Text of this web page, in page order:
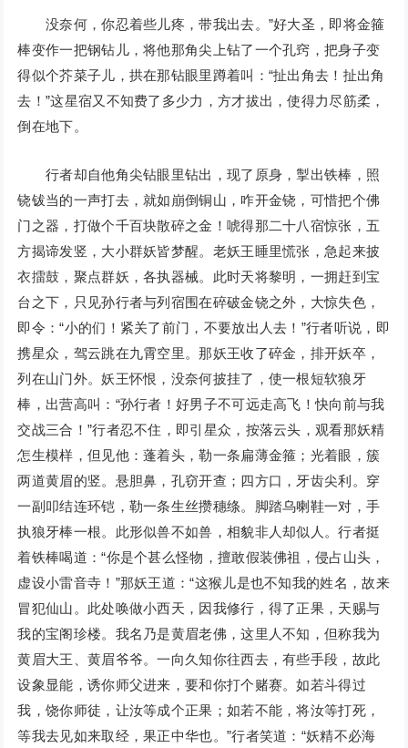
没奈何，你忍着些儿疼，带我出去。”好大圣，即将金箍
棒变作一把钢钻儿，将他那角尖上钻了一个孔窍，把身子变
得似个芥菜子儿，拱在那钻眼里蹲着叫：“扯出角去！扯出角
去！”这星宿又不知费了多少力，方才拔出，使得力尽筋柔，
倒在地下。
行者却自他角尖钻眼里钻出，现了原身，掣出铁棒，照
铙钹当的一声打去，就如崩倒铜山，咋开金铙，可惜把个佛
门之器，打做个千百块散碎之金！唬得那二十八宿惊张，五
方揭谛发竖，大小群妖皆梦醒。老妖王睡里慌张，急起来披
衣擂鼓，聚点群妖，各执器械。此时天将黎明，一拥赶到宝
台之下，只见孙行者与列宿围在碎破金铙之外，大惊失色，
即令：“小的们！紧关了前门，不要放出人去！”行者听说，即
携星众，驾云跳在九霄空里。那妖王收了碎金，排开妖卒，
列在山门外。妖王怀恨，没奈何披挂了，使一根短软狼牙
棒，出营高叫：“孙行者！好男子不可远走高飞！快向前与我
交战三合！”行者忍不住，即引星众，按落云头，观看那妖精
怎生模样，但见他：蓬着头，勒一条扁薄金箍；光着眼，簇
两道黄眉的竖。悬胆鼻，孔窃开查；四方口，牙齿尖利。穿
一副叩结连环铠，勒一条生丝攒穗绦。脚踏乌喇鞋一对，手
执狼牙棒一根。此形似兽不如兽，相貌非人却似人。行者挺
着铁棒喝道：“你是个甚么怪物，擅敢假装佛祖，侵占山头，
虚设小雷音寺！”那妖王道：“这猴儿是也不知我的姓名，故来
冒犯仙山。此处唤做小西天，因我修行，得了正果，天赐与
我的宝阁珍楼。我名乃是黄眉老佛，这里人不知，但称我为
黄眉大王、黄眉爷爷。一向久知你往西去，有些手段，故此
设象显能，诱你师父进来，要和你打个赌赛。如若斗得过
我，饶你师徒，让汝等成个正果；如若不能，将汝等打死，
等我去见如来取经，果正中华也。”行者笑道：“妖精不必海